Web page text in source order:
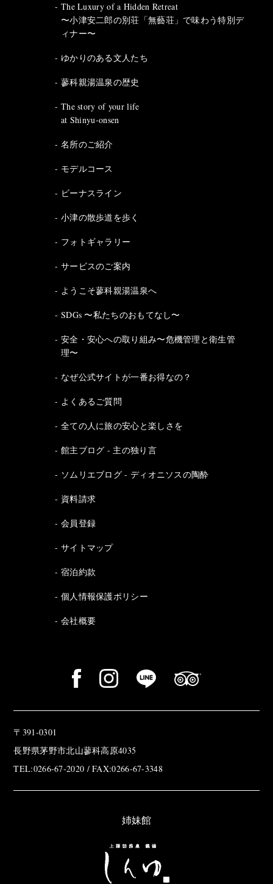
The Luxury of a Hidden Retreat
〜小津安二郎の別荘「無藝荘」で味わう特別デ
ィナー〜
ゆかりのある文人たち
蓼科親湯温泉の歴史
The story of your life
at Shinyu-onsen
名所のご紹介
モデルコース
ビーナスライン
小津の散歩道を歩く
フォトギャラリー
サービスのご案内
ようこそ蓼科親湯温泉へ
SDGs 〜私たちのおもてなし〜
安全・安心への取り組み〜危機管理と衛生管
理〜
なぜ公式サイトが一番お得なの？
よくあるご質問
全ての人に旅の安心と楽しさを
館主ブログ - 主の独り言
ソムリエブログ - ディオニソスの陶酔
資料請求
会員登録
サイトマップ
宿泊約款
個人情報保護ポリシー
会社概要
〒391-0301
長野県茅野市北山蓼科高原4035
TEL:0266-67-2020 / FAX:0266-67-3348
姉妹館